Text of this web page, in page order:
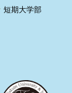
短期大学部